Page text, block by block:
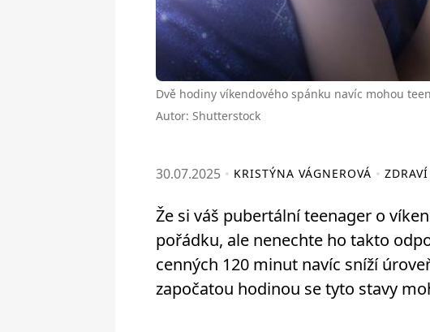
Dvě hodiny víkendového spánku navíc mohou
Autor: Shutterstock
30.07.2025 KRISTÝNA VÁGNEROVÁ
Že si váš pubertální teenager o
pořádku, ale nenechte ho takto
cenných 120 minut navíc sníží
započatou hodinou se tyto stavy